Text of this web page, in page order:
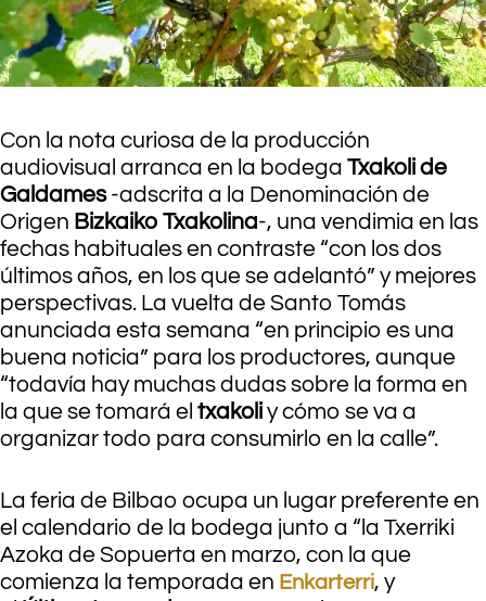
Con la nota curiosa de la producción
audiovisual arranca en la bodega Txakoli de
Galdames-adscrita a la Denominación de
Origen Bizkaiko Txakolina-, una vendimia en las
fechas habituales en contraste “con los dos
últimos años, en los que se adelantó” y mejores
perspectivas. La vuelta de Santo Tomás
anunciada esta semana “en principio es una
buena noticia” para los productores, aunque
“todavía hay muchas dudas sobre la forma en
la que se tomará el txakoliy cómo se va a
organizar todo para consumirlo en la calle”.
La feria de Bilbao ocupa un lugar preferente en
el calendario de la bodega junto a “la Txerriki
Azoka de Sopuerta en marzo, con la que
comienza la temporada en Enkarterri, y